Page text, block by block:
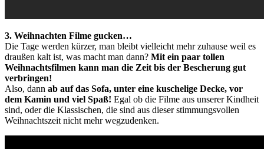
3. Weihnachten Filme gucken…
Die Tage werden kürzer, man bleibt vielleicht mehr zuhause weil es
draußen kalt ist, was macht man dann? Mit ein paar tollen
Weihnachtsfilmen kann man die Zeit bis der Bescherung gut
verbringen!
Also, dann ab auf das Sofa, unter eine kuschelige Decke, vor
dem Kamin und viel Spaß! Egal ob die Filme aus unserer Kindheit
sind, oder die Klassischen, die sind aus dieser stimmungsvollen
Weihnachtszeit nicht mehr wegzudenken.